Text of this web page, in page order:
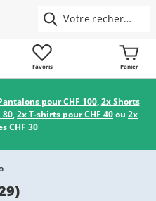
Favoris Panier
pour CHF 100,2x Shorts
80,2x T-shirts pour CHF 40ou 2x
CHF 30
)